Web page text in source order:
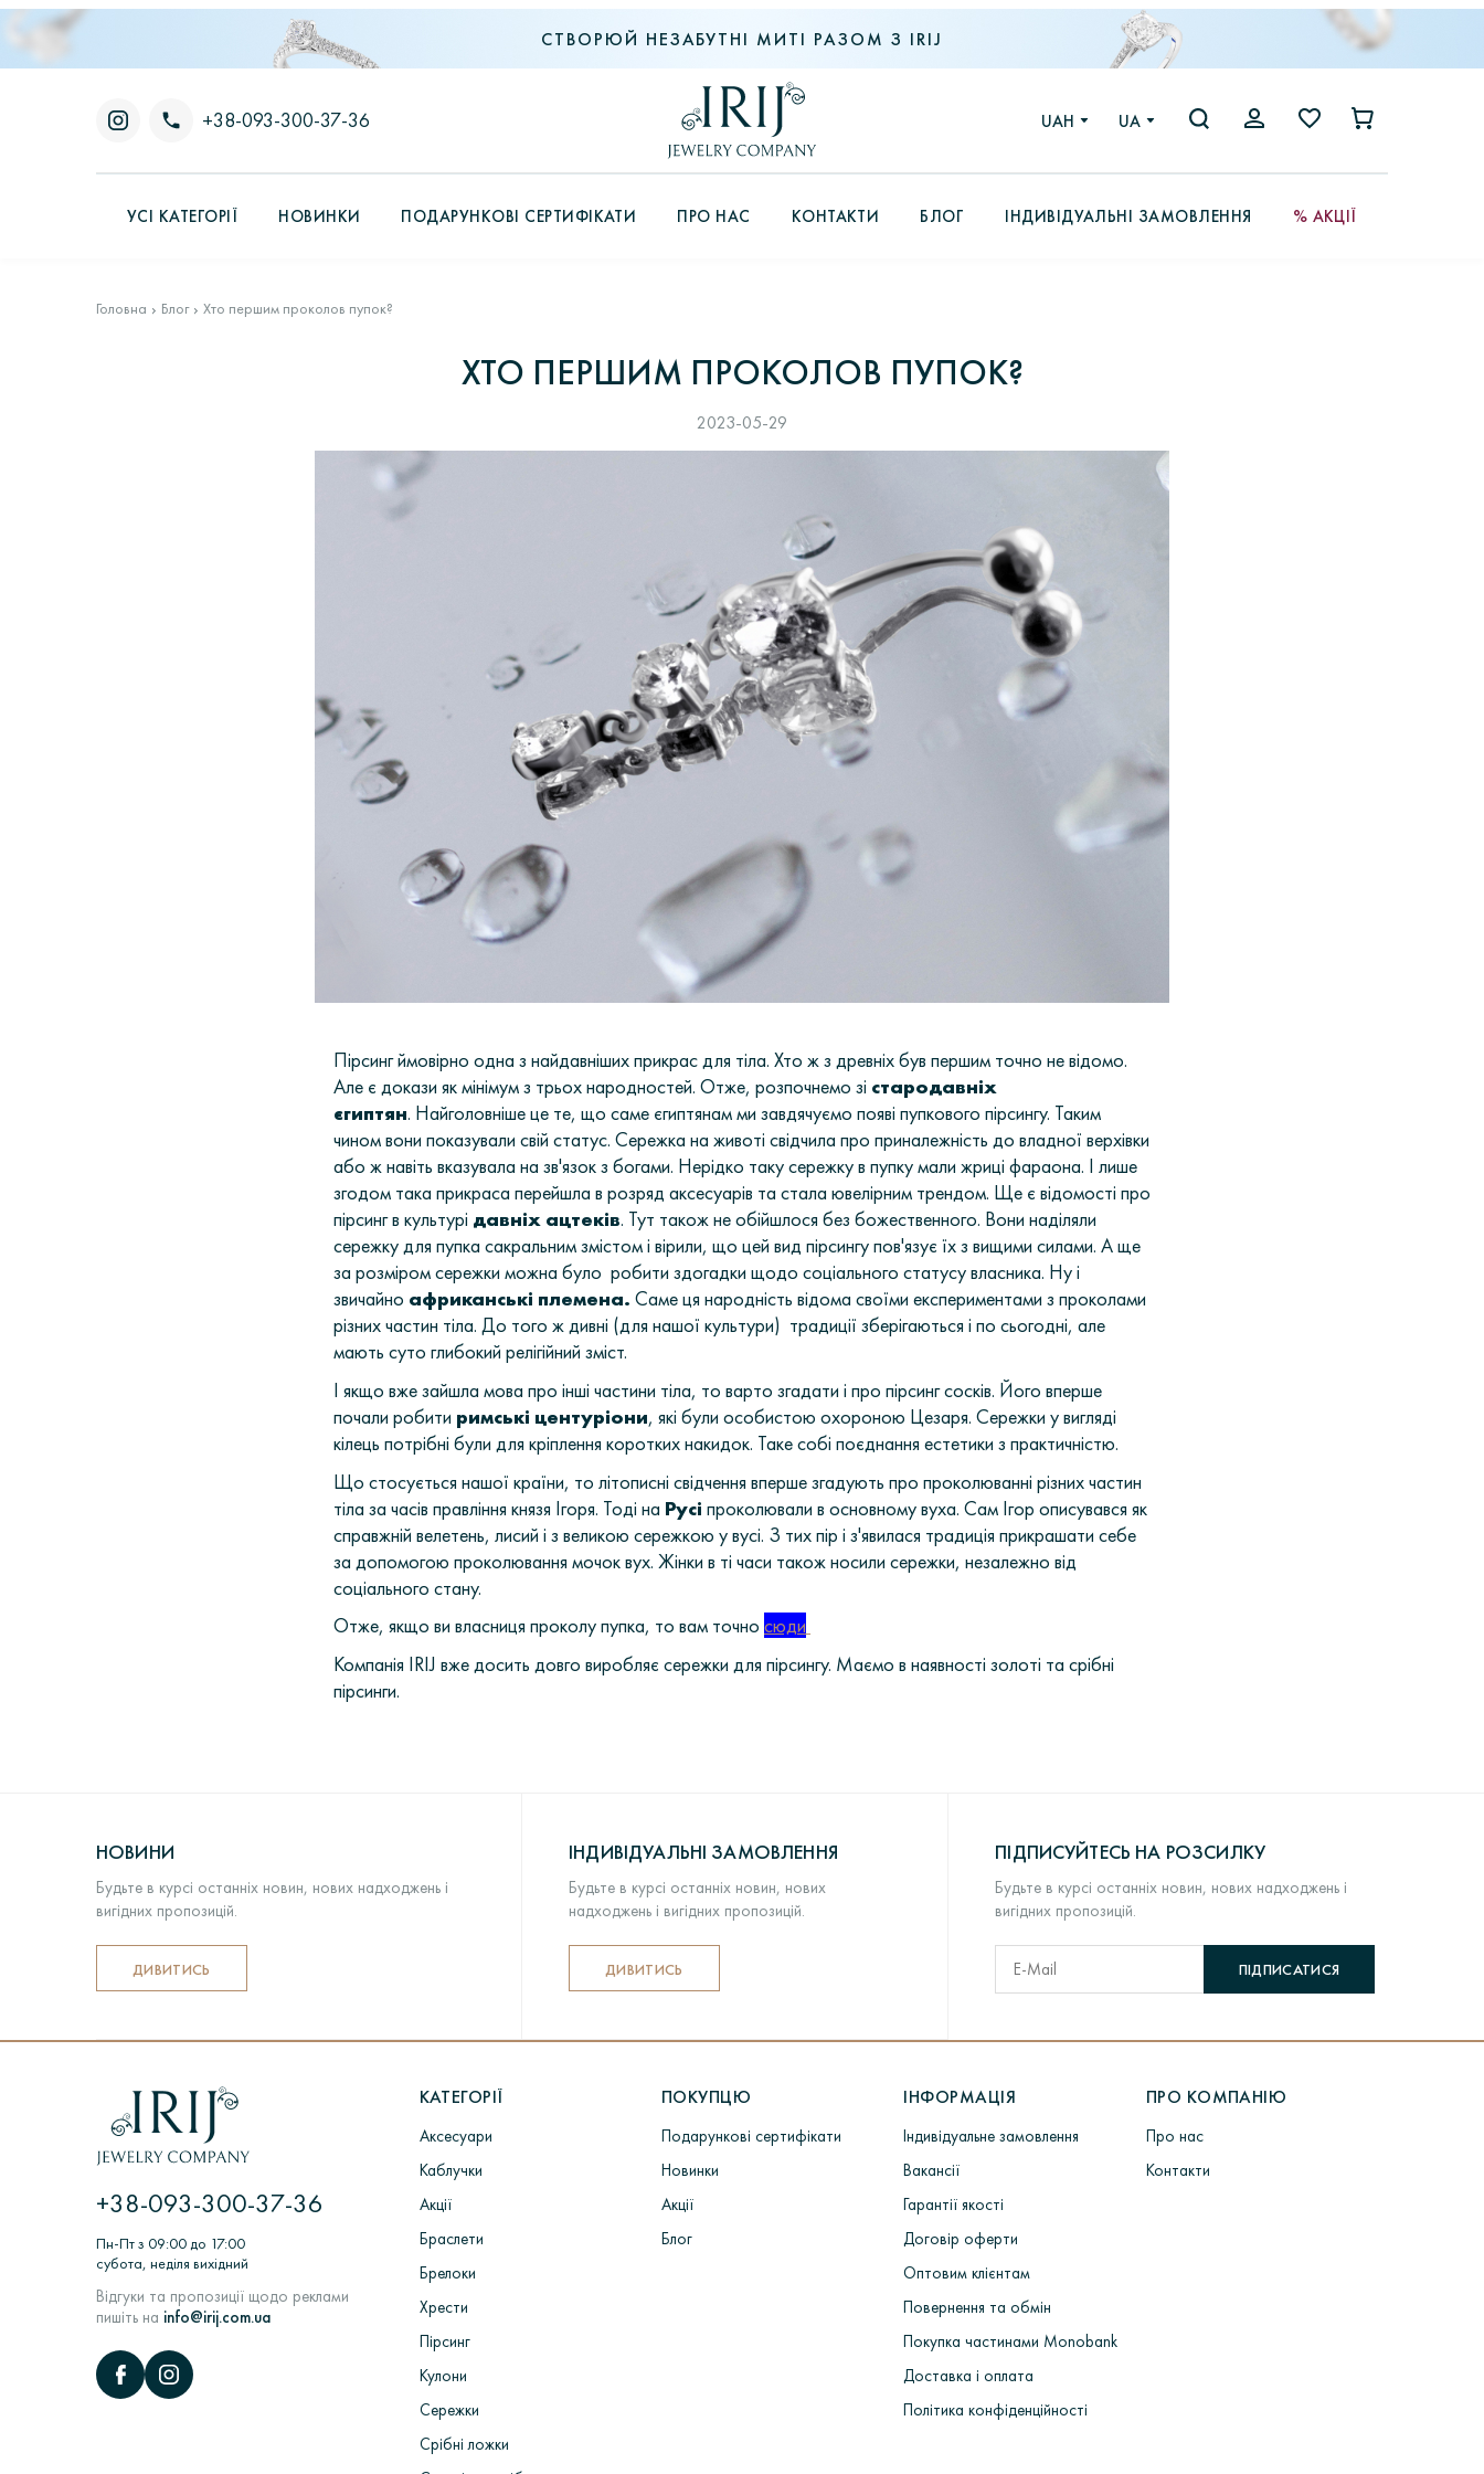
СТВОРЮЙ НЕЗАБУТНІ МИТІ РАЗОМ З IRIJ
+38-093-300-37-36 UAH UA
УСІ КАТЕГОРІЇ НОВИНКИ ПОДАРУНКОВІ СЕРТИФІКАТИ ПРО НАС КОНТАКТИ БЛОГ ІНДИВІДУАЛЬНІ ЗАМОВЛЕННЯ % АКЦІЇ
Головна Блог Хто першим проколов пупок?
ХТО ПЕРШИМ ПРОКОЛОВ ПУПОК?
2023-05-29
Пірсинг ймовірно одна з найдавніших прикрас для тіла. Хто ж з древніх був першим точно не відомо.
Але є докази як мінімум з трьох народностей. Отже, розпочнемо зі стародавніх
єгиптян. Найголовніше це те, що саме єгиптянам ми завдячуємо появі пупкового пірсингу. Таким
чином вони показували свій статус. Сережка на животі свідчила про приналежність до владної верхівки
або ж навіть вказувала на зв'язок з богами. Нерідко таку сережку в пупку мали жриці фараона. І лише
згодом така прикраса перейшла в розряд аксесуарів та стала ювелірним трендом. Ще є відомості про
пірсинг в культурі давніх ацтеків. Тут також не обійшлося без божественного. Вони наділяли
сережку для пупка сакральним змістом і вірили, що цей вид пірсингу пов'язує їх з вищими силами. А ще
за розміром сережки можна було робити здогадки щодо соціального статусу власника. Ну і
звичайно африканські племена. Саме ця народність відома своїми експериментами з проколами
різних частин тіла. До того ж дивні (для нашої культури) традиції зберігаються і по сьогодні, але
мають суто глибокий релігійний зміст.
І якщо вже зайшла мова про інші частини тіла, то варто згадати і про пірсинг сосків. Його вперше
почали робити римські центуріони, які були особистою охороною Цезаря. Сережки у вигляді
кілець потрібні були для кріплення коротких накидок. Таке собі поєднання естетики з практичністю.
Що стосується нашої країни, то літописні свідчення вперше згадують про проколюванні різних частин
тіла за часів правління князя Ігоря. Тоді на Русі проколювали в основному вуха. Сам Ігор описувався як
справжній велетень, лисий і з великою сережкою у вусі. З тих пір і з'явилася традиція прикрашати себе
за допомогою проколювання мочок вух. Жінки в ті часи також носили сережки, незалежно від
соціального стану.
Отже, якщо ви власниця проколу пупка, то вам точно сюди
Компанія IRIJ вже досить довго виробляє сережки для пірсингу. Маємо в наявності золоті та срібні
пірсинги.
НОВИНИ
Будьте в курсі останніх новин, нових надходжень і
вигідних пропозицій.
ДИВИТИСЬ
ІНДИВІДУАЛЬНІ ЗАМОВЛЕННЯ
Будьте в курсі останніх новин, нових
надходжень і вигідних пропозицій.
ДИВИТИСЬ
ПІДПИСУЙТЕСЬ НА РОЗСИЛКУ
Будьте в курсі останніх новин, нових надходжень і
вигідних пропозицій.
ПІДПИСАТИСЯ
+38-093-300-37-36
Пн-Пт з 09:00 до 17:00
субота, неділя вихідний
Відгуки та пропозиції щодо реклами
пишіть на info@irij.com.ua
КАТЕГОРІЇ
Аксесуари
Каблучки
Акції
Браслети
Брелоки
Хрести
Пірсинг
Кулони
Сережки
Срібні ложки
ПОКУПЦЮ
Подарункові сертифікати
Новинки
Акції
Блог
ІНФОРМАЦІЯ
Індивідуальне замовлення
Вакансії
Гарантії якості
Договір оферти
Оптовим клієнтам
Повернення та обмін
Покупка частинами Monobank
Доставка і оплата
Політика конфіденційності
ПРО КОМПАНІЮ
Про нас
Контакти